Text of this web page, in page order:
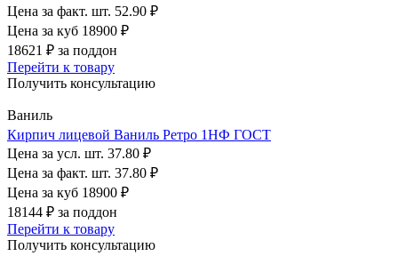
Цена за факт. шт. 52.90 ₽
Цена за куб 18900 ₽
18621 ₽ за поддон
Перейти к товару
Получить консультацию
Ваниль
Кирпич лицевой Ваниль Ретро 1НФ ГОСТ
Цена за усл. шт. 37.80 ₽
Цена за факт. шт. 37.80 ₽
Цена за куб 18900 ₽
18144 ₽ за поддон
Перейти к товару
Получить консультацию